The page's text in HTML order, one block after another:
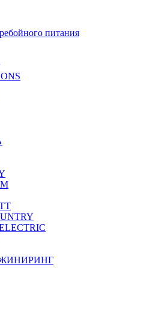
питания